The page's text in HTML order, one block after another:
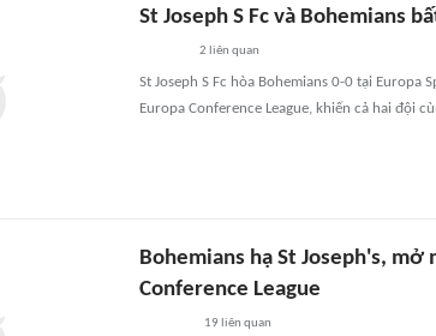
St Joseph S Fc và Bohemians
2 liên quan
St Joseph S Fc hòa Bohemians 0-0 tại
Europa Conference League, khiến cả hai đội
Bohemians hạ St Joseph's,
Conference League
19 liên quan